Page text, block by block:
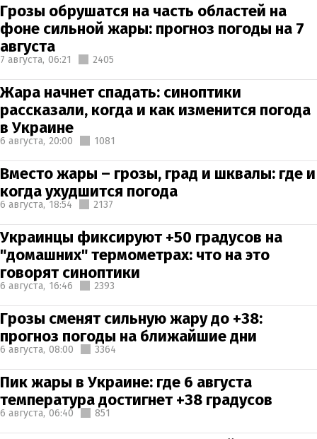
Грозы обрушатся на часть областей на
фоне сильной жары: прогноз погоды на 7
августа
7 августа, 06:21 2405
Жара начнет спадать: синоптики
рассказали, когда и как изменится погода
в Украине
6 августа, 20:00 1081
Вместо жары – грозы, град и шквалы: где и
когда ухудшится погода
6 августа, 18:54 2137
Украинцы фиксируют +50 градусов на
"домашних" термометрах: что на это
говорят синоптики
6 августа, 16:46 2393
Грозы сменят сильную жару до +38:
прогноз погоды на ближайшие дни
6 августа, 08:00 3364
Пик жары в Украине: где 6 августа
температура достигнет +38 градусов
6 августа, 06:40 851